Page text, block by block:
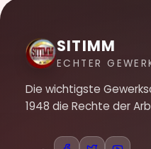
SITIMM
ECHTER
Die wichtigste
1948 die Rechte der